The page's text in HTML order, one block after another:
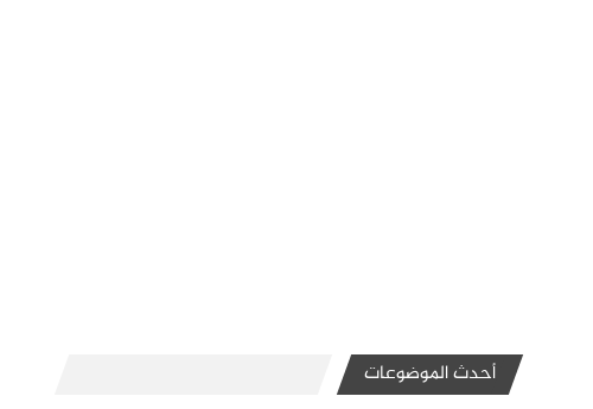
أحدث الموضوعات